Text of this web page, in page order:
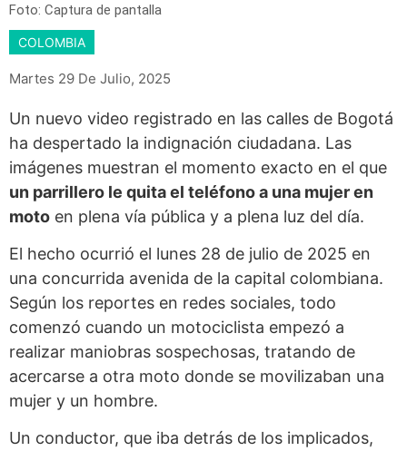
Foto: Captura de pantalla
COLOMBIA
Martes 29 De Julio, 2025
Un nuevo video registrado en las calles de Bogotá
ha despertado la indignación ciudadana. Las
imágenes muestran el momento exacto en el que
un parrillero le quita el teléfono a una mujer en
moto en plena vía pública y a plena luz del día.
El hecho ocurrió el lunes 28 de julio de 2025 en
una concurrida avenida de la capital colombiana.
Según los reportes en redes sociales, todo
comenzó cuando un motociclista empezó a
realizar maniobras sospechosas, tratando de
acercarse a otra moto donde se movilizaban una
mujer y un hombre.
Un conductor, que iba detrás de los implicados,